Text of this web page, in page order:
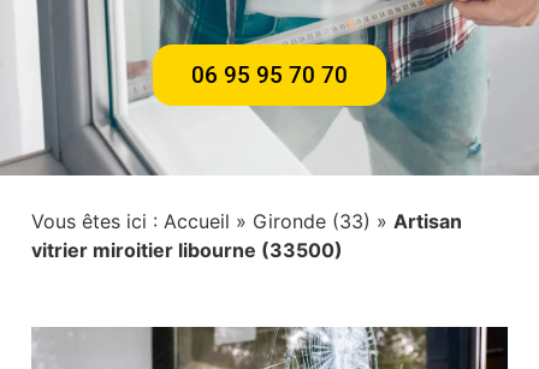
06 95 95 70 70
Vous êtes ici : Accueil » Gironde (33) » Artisan
vitrier miroitier libourne (33500)